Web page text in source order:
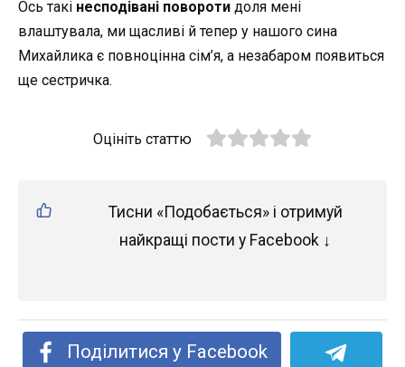
Ось такі несподівані повороти доля мені
влаштувала, ми щасливі й тепер у нашого сина
Михайлика є повноцінна сім’я, а незабаром появиться
ще сестричка.
Оцініть статтю
Тисни «Подобається» і отримуй
найкращі пости у Facebook ↓
Поділитися у Facebook